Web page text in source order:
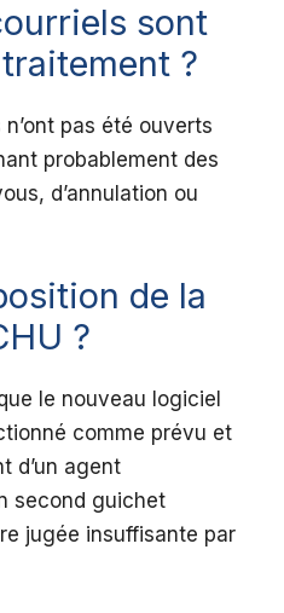
sont
?
pas été ouverts
probablement des
d’annulation ou
de la
?
le nouveau logiciel
comme prévu et
d’un agent
second guichet
jugée insuffisante par